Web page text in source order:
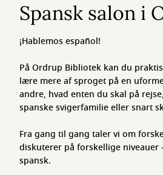
Ordrup
Spansk salon i
¡Hablemos español!
På Ordrup Bibliotek kan du
lære mere af sproget på en
andre, hvad enten du skal på
spanske svigerfamilie eller snart
Fra gang til gang taler vi om
diskuterer på forskellige niveauer
spansk.